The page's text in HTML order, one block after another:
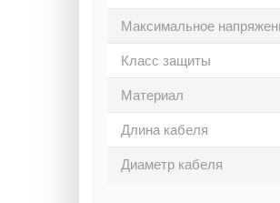
Максимальное
Класс защиты
Материал
Длина кабеля
Диаметр кабеля